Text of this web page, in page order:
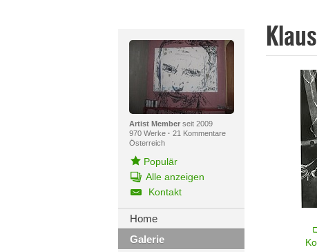
Artist Memberseit 2009
970 Werke · 21 Kommentare
Österreich
Populär
Alle anzeigen
Kontakt
Home
Galerie